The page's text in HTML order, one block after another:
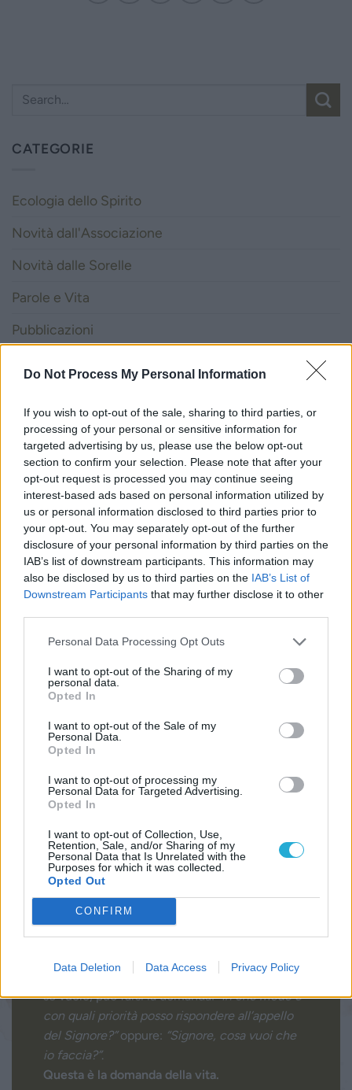
Do Not Process My Personal Information
If you wish to opt-out of the sale, sharing to third parties, or
processing of your personal or sensitive information for
targeted advertising by us, please use the below opt-out
section to confirm your selection. Please note that after your
opt-out request is processed you may continue seeing
interest-based ads based on personal information utilized by
us or personal information disclosed to third parties prior to
your opt-out. You may separately opt-out of the further
disclosure of your personal information by third parties on the
IAB’s list of downstream participants. This information may
also be disclosed by us to third parties on the IAB’s List of
Downstream Participants that may further disclose it to other
Personal Data Processing Opt Outs
I want to opt-out of the Sharing of my
personal data.
Opted In
I want to opt-out of the Sale of my
Personal Data.
Opted In
I want to opt-out of processing my
Personal Data for Targeted Advertising.
Opted In
I want to opt-out of Collection, Use,
Retention, Sale, and/or Sharing of my
Personal Data that Is Unrelated with the
Purposes for which it was collected.
Opted Out
CONFIRM
Data Deletion Data Access Privacy Policy
CATEGORIE
Ecologia dello Spirito
Novità dall'Associazione
Novità dalle Sorelle
Parole e Vita
Pubblicazioni
LITURGIA DELLA PAROLA
ISCRIVITI ALLA NEWSLETTER
Email
Progetti
Procedendo accetti la privacy policy
Ciascuno, in ogni tempo e in ogni situazione,
se vuole, può farsi la domanda:“In che modo e
con quali priorità posso rispondere all’appello
del Signore?”oppure: “Signore, cosa vuoi che
io faccia?”.
Questa è la domanda della vita.